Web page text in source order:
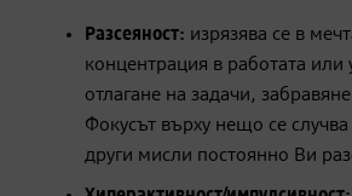
Разсеяност: изрязява се в
концентрация в работата
отлагане на задачи,
Фокусът върху нещо се
други мисли постоянно Ви